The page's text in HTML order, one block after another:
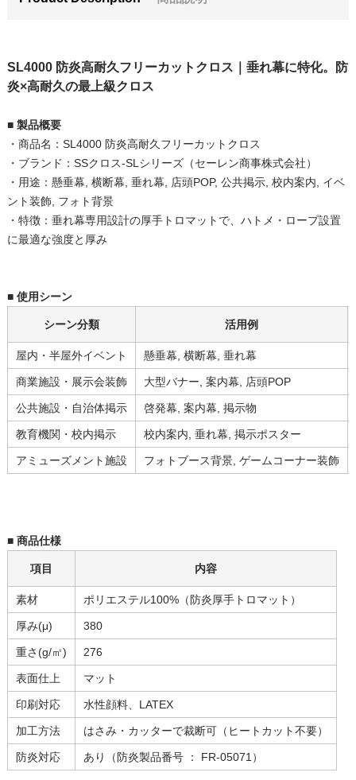
SL4000 防炎高耐久フリーカットクロス｜垂れ幕に特化。防
炎×高耐久の最上級クロス
■ 製品概要
・商品名：SL4000 防炎高耐久フリーカットクロス
・ブランド：SSクロス-SLシリーズ（セーレン商事株式会社）
・用途：懸垂幕, 横断幕, 垂れ幕, 店頭POP, 公共掲示, 校内案内, イベ
ント装飾, フォト背景
・特徴：垂れ幕専用設計の厚手トロマットで、ハトメ・ロープ設置
に最適な強度と厚み
■ 使用シーン
シーン分類 活用例
屋内・半屋外イベント 懸垂幕, 横断幕, 垂れ幕
商業施設・展示会装飾 大型バナー, 案内幕, 店頭POP
公共施設・自治体掲示 啓発幕, 案内幕, 掲示物
教育機関・校内掲示 校内案内, 垂れ幕, 掲示ポスター
アミューズメント施設 フォトブース背景, ゲームコーナー装飾
■ 商品仕様
項目 内容
素材 ポリエステル100%（防炎厚手トロマット）
厚み(μ) 380
重さ(g/㎡) 276
表面仕上 マット
印刷対応 水性顔料、LATEX
加工方法 はさみ・カッターで裁断可（ヒートカット不要）
防炎対応 あり（防炎製品番号 ： FR-05071）